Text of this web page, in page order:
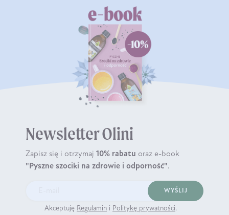
Newsletter Olini
Zapisz się i otrzymaj 10% rabatu oraz e-book
"Pyszne szociki na zdrowie i odporność".
WYŚLIJ
Akceptuję Regulamin i Politykę prywatności.